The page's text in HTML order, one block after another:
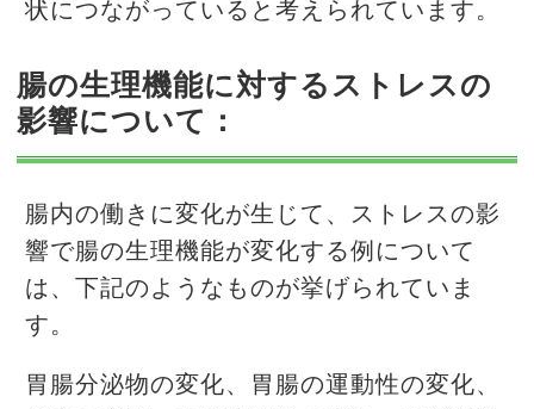
状につながっていると考えられています。
腸の生理機能に対するストレスの
影響について：
腸内の働きに変化が生じて、ストレスの影
響で腸の生理機能が変化する例について
は、下記のようなものが挙げられていま
す。
胃腸分泌物の変化、胃腸の運動性の変化、